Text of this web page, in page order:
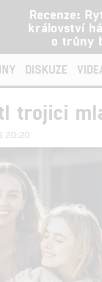
Recenze:
království
o trůny
DISKUZE
trojici
20:20